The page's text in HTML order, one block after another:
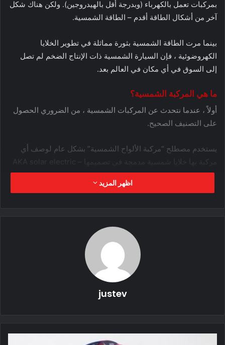
بمركبات تعمل بالكهرباء (وبدرجة أقل بالهيدروجين). ولكن هناك شكل
آخر من أشكال الطاقة أقدم – الطاقة الشمسية.
بينما مرت الطاقة الشمسية بثورة مماثلة في تطوير الخلايا
الكهروضوئية ، فإن السيارة الشمسية ذات الإنتاج الضخم لم تصل
إلى السوق في أي مكان في العالم بعد.
ما هي المركبة الشمسية؟
أولاً ، عندما نتحدث عن المركبات الشمسية ، من الضروري الحصول
على التصنيف الصحيح.
يستخدم مصطلح “مركبة الألواح الشمسية” بشكل عام لوصف أي
مركبة بها خلايا شمسية مدمجة في تصميمها – AKA solar electric
vehicle (sEVs).
يمكنهم العمل بسلاسة في الليل أو في غياب ضوء الشمس المباشر
إذن ، فكيف تعمل الألواح الشمسية على السيارات؟
الكهروضوئية تيارًا كهربائيًا مباشرًا (DC).
اظهر المزيد
justev